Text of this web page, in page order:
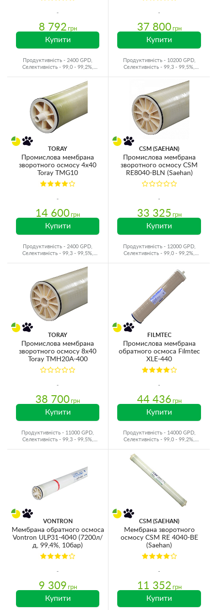
8 792 грн
Купити
Продуктивність - 2400 GPD,
Селективність - 99,0 - 99,2%,
37 800 грн
Купити
Продуктивність - 10200 GPD,
Селективність - 99,3 - 99,5%,
TORAY
Промислова мембрана
зворотного осмосу 4x40
Toray TMG10
14 600 грн
Купити
Продуктивність - 2400 GPD,
Селективність - 99,3 - 99,5%,
CSM (SAEHAN)
Промислова мембрана
зворотного осмосу CSM
RE8040-BLN (Saehan)
33 325 грн
Купити
Продуктивність - 12000 GPD,
Селективність - 99,0 - 99,2%,
TORAY
Промислова мембрана
зворотного осмосу 8x40
Toray TMH20A-400
38 700 грн
Купити
Продуктивність - 11000 GPD,
Селективність - 99,3 - 99,5%,
FILMTEC
Промислова мембрана
обратного осмоса Filmtec
XLE-440
44 436 грн
Купити
Продуктивність - 14000 GPD,
Селективність - 99,0 - 99,2%,
VONTRON
Мембрана обратного осмоса
Vontron ULP31-4040 (7200л/
д, 99,4%, 10бар)
9 309 грн
Купити
CSM (SAEHAN)
Мембрана зворотного
осмосу CSM RE 4040-BE
(Saehan)
11 352 грн
Купити